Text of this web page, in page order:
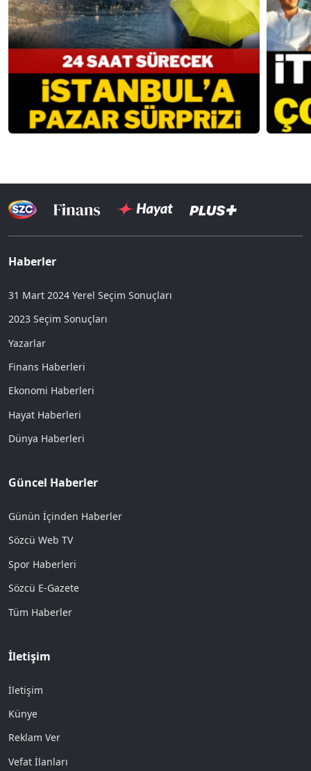
Haberler
31 Mart 2024 Yerel Seçim Sonuçları
2023 Seçim Sonuçları
Yazarlar
Finans Haberleri
Ekonomi Haberleri
Hayat Haberleri
Dünya Haberleri
Güncel Haberler
Günün İçinden Haberler
Sözcü Web TV
Spor Haberleri
Sözcü E-Gazete
Tüm Haberler
İletişim
İletişim
Künye
Reklam Ver
Vefat İlanları